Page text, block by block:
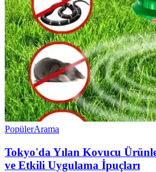
PopülerArama
Tokyo'da Yılan Kovucu
ve Etkili Uygulama İpuçları